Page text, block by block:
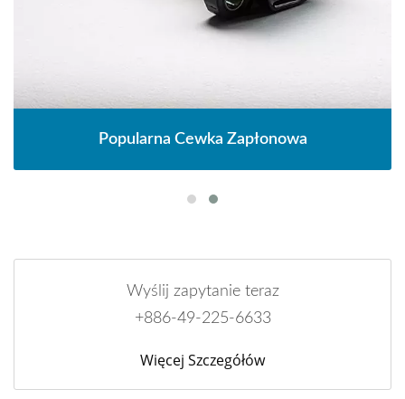
Popularna Cewka Zapłonowa
Wyślij zapytanie teraz
+886-49-225-6633
Więcej Szczegółów